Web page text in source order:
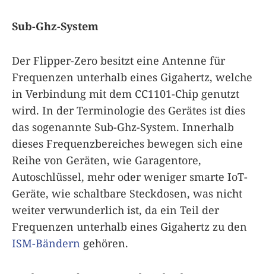
Sub-Ghz-System
Der Flipper-Zero besitzt eine Antenne für
Frequenzen unterhalb eines Gigahertz, welche
in Verbindung mit dem CC1101-Chip genutzt
wird. In der Terminologie des Gerätes ist dies
das sogenannte Sub-Ghz-System. Innerhalb
dieses Frequenzbereiches bewegen sich eine
Reihe von Geräten, wie Garagentore,
Autoschlüssel, mehr oder weniger smarte IoT-
Geräte, wie schaltbare Steckdosen, was nicht
weiter verwunderlich ist, da ein Teil der
Frequenzen unterhalb eines Gigahertz zu den
ISM-Bändern gehören.